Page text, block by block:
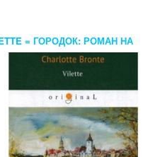
= ГОРОДОК: РОМАН НА
BRONTE C.